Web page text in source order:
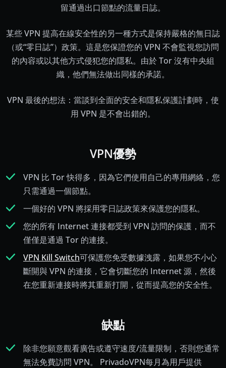
留通過出口節點的流量日誌。
某些 VPN 提高在線安全性的另一種方式是保持嚴格的無日誌
（或“零日誌”）政策。這是您保證您的 VPN 不會監視您訪問
的內容或以其他方式侵犯您的隱私。由於 Tor 沒有中央組
織，他們無法做出同樣的承諾。
VPN 最後的想法：當談到全面的安全和隱私保護計劃時，使
用 VPN 是不會出錯的。
VPN優勢
VPN 比 Tor 快得多，因為它們使用自己的專用網絡，您
只需通過一個節點。
一個好的 VPN 將採用零日誌政策來保護您的隱私。
您的所有 Internet 連接都受到 VPN 訪問的保護，而不
僅僅是通過 Tor 的連接。
VPN Kill Switch可保護您免受數據洩露，如果您不小心
斷開與 VPN 的連接，它會切斷您的 Internet 源，然後
在您重新連接時將其重新打開，從而提高您的安全性。
缺點
除非您願意觀看廣告或遵守速度/流量限制，否則您通常
無法免費訪問 VPN。 PrivadoVPN每月為用戶提供